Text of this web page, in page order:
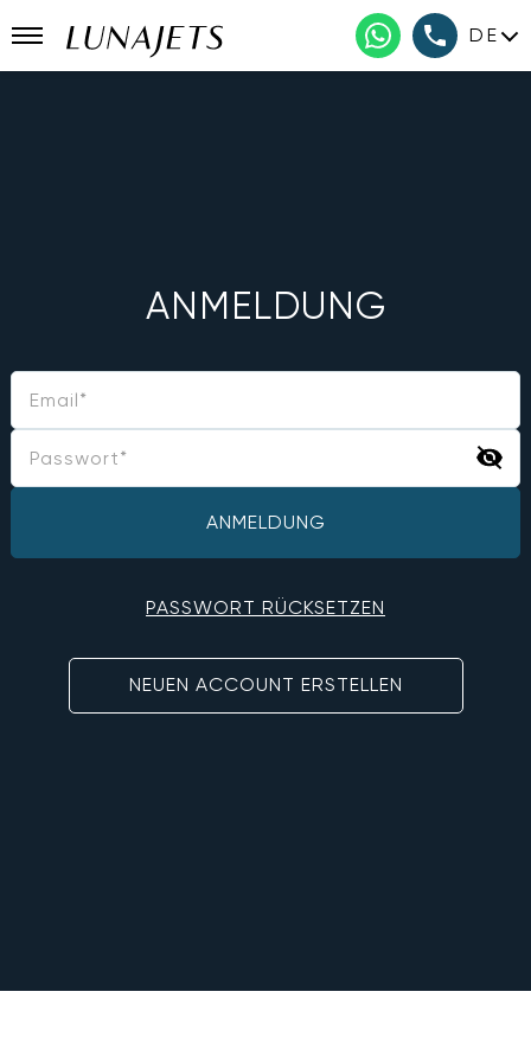
DE
ANMELDUNG
ANMELDUNG
PASSWORT RÜCKSETZEN
NEUEN ACCOUNT ERSTELLEN